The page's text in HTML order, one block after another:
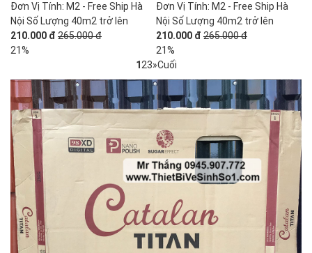
Đơn Vị Tính: M2 - Free Ship Hà
Nội Số Lượng 40m2 trở lên
210.000 đ 265.000 đ
21%
Đơn Vị Tính: M2 - Free Ship Hà
Nội Số Lượng 40m2 trở lên
210.000 đ 265.000 đ
21%
1 23»Cuối